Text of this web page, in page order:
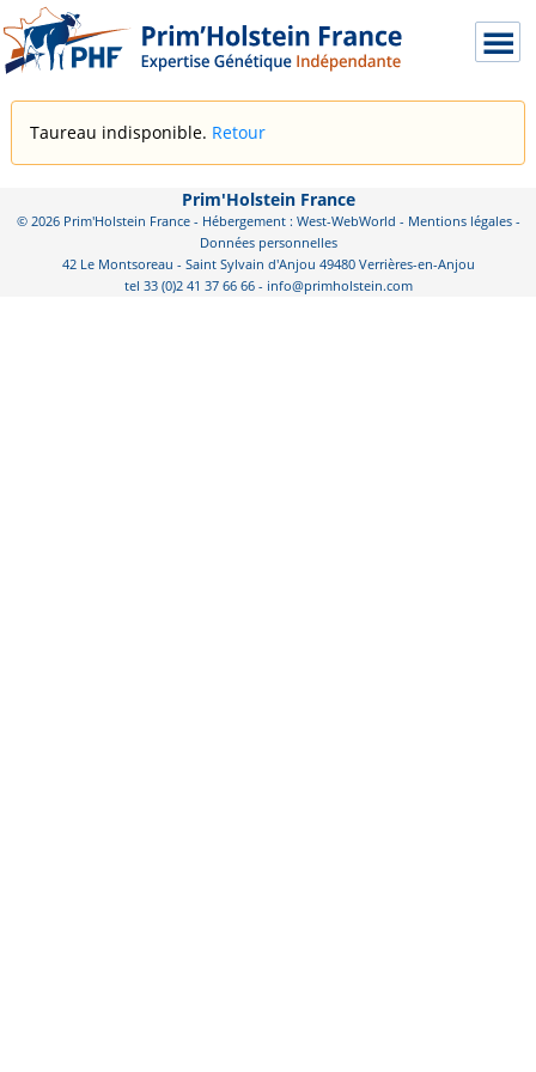
Taureau indisponible. Retour
Prim'Holstein France
© 2026 Prim'Holstein France - Hébergement : West-WebWorld - Mentions légales-
Données personnelles
42 Le Montsoreau - Saint Sylvain d'Anjou 49480 Verrières-en-Anjou
tel 33 (0)2 41 37 66 66 - info@primholstein.com